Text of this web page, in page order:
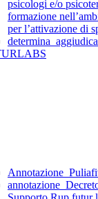
psicologi e/o
formazione
per l’attivazione di